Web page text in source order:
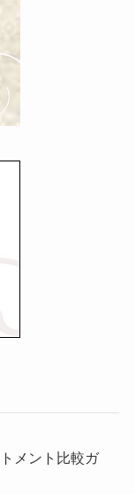
メント比較ガ